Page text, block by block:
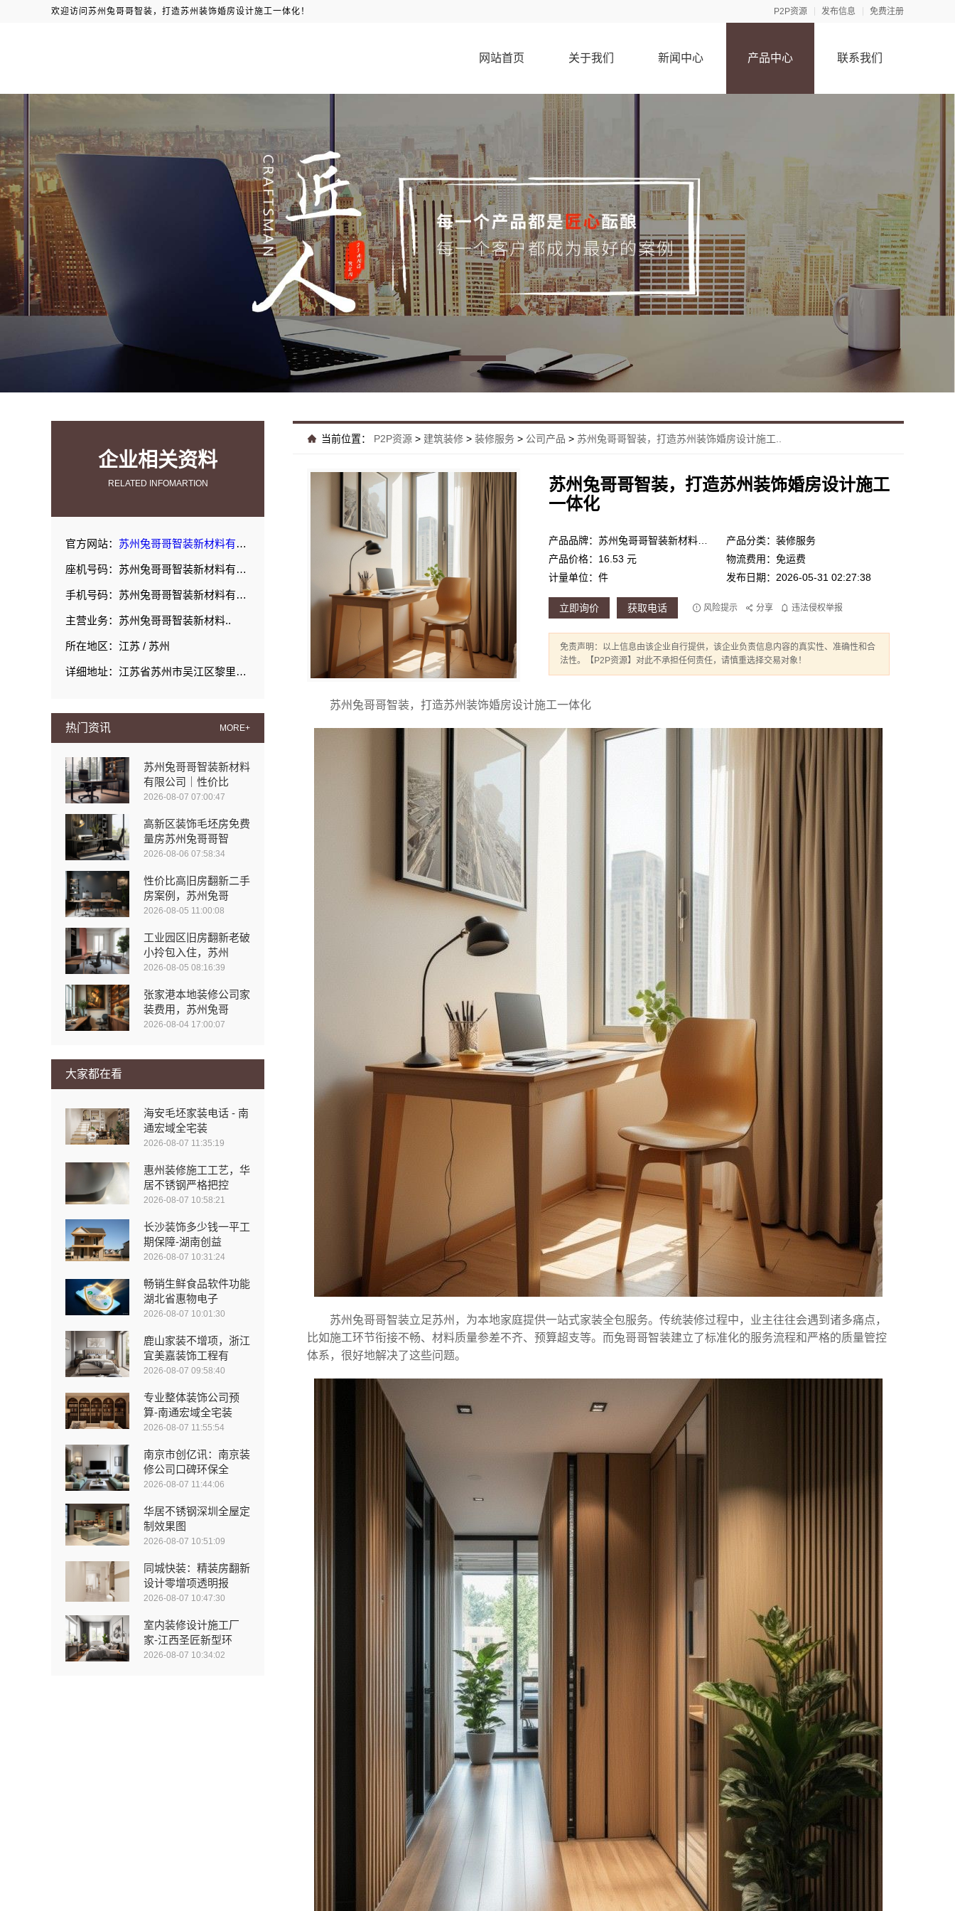
欢迎访问苏州兔哥哥智装，打造苏州装饰婚房设计施工一体化！ P2P资源 发布信息 免费注册
网站首页 关于我们 新闻中心 产品中心 联系我们
企业相关资料
RELATED INFOMARTION
官方网站： 苏州兔哥哥智装新材料有限公司
座机号码：苏州兔哥哥智装新材料有限公司
手机号码：苏州兔哥哥智装新材料有限公司
主营业务：苏州兔哥哥智装新材料..
所在地区：江苏 / 苏州
详细地址：江苏省苏州市吴江区黎里镇丹玲圩路19号
热门资讯 MORE+
苏州兔哥哥智装新材料
有限公司｜性价比
2026-08-07 07:00:47
高新区装饰毛坯房免费
量房苏州兔哥哥智
2026-08-06 07:58:34
性价比高旧房翻新二手
房案例，苏州兔哥
2026-08-05 11:00:08
工业园区旧房翻新老破
小拎包入住，苏州
2026-08-05 08:16:39
张家港本地装修公司家
装费用，苏州兔哥
2026-08-04 17:00:07
大家都在看
海安毛坯家装电话 - 南
通宏域全宅装
2026-08-07 11:35:19
惠州装修施工工艺，华
居不锈钢严格把控
2026-08-07 10:58:21
长沙装饰多少钱一平工
期保障-湖南创益
2026-08-07 10:31:24
畅销生鲜食品软件功能
湖北省惠物电子
2026-08-07 10:01:30
鹿山家装不增项，浙江
宜美嘉装饰工程有
2026-08-07 09:58:40
专业整体装饰公司预
算-南通宏域全宅装
2026-08-07 11:55:54
南京市创亿讯：南京装
修公司口碑环保全
2026-08-07 11:44:06
华居不锈钢深圳全屋定
制效果图
2026-08-07 10:51:09
同城快装：精装房翻新
设计零增项透明报
2026-08-07 10:47:30
室内装修设计施工厂
家-江西圣匠新型环
2026-08-07 10:34:02
当前位置： P2P资源 > 建筑装修 > 装修服务 > 公司产品 > 苏州兔哥哥智装，打造苏州装饰婚房设计施工..
苏州兔哥哥智装，打造苏州装饰婚房设计施工
一体化
产品分类：装修服务
产品价格：16.53 元
物流费用：免运费
计量单位：件
发布日期：2026-05-31 02:27:38
立即询价 获取电话 风险提示 分享 违法侵权举报
免责声明：以上信息由该企业自行提供，该企业负责信息内容的真实性、准确性和合
法性。【P2P资源】对此不承担任何责任，请慎重选择交易对象！
苏州兔哥哥智装，打造苏州装饰婚房设计施工一体化
苏州兔哥哥智装立足苏州，为本地家庭提供一站式家装全包服务。传统装修过程中，业主往往会遇到诸多痛点，
比如施工环节衔接不畅、材料质量参差不齐、预算超支等。而兔哥哥智装建立了标准化的服务流程和严格的质量管控
体系，很好地解决了这些问题。